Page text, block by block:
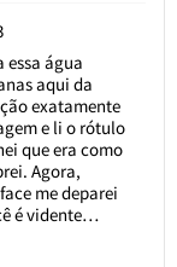
água
aqui da
exatamente
e li o rótulo
que era como
Agora,
me deparei
é vidente…